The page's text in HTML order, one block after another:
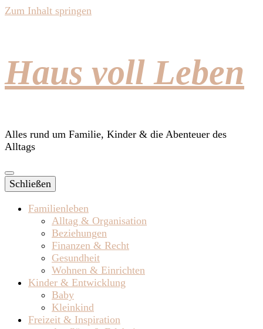
Zum Inhalt springen
Haus voll Leben
Alles rund um Familie, Kinder & die Abenteuer des
Alltags
Schließen
Familienleben
Alltag & Organisation
Beziehungen
Finanzen & Recht
Gesundheit
Wohnen & Einrichten
Kinder & Entwicklung
Baby
Kleinkind
Freizeit & Inspiration